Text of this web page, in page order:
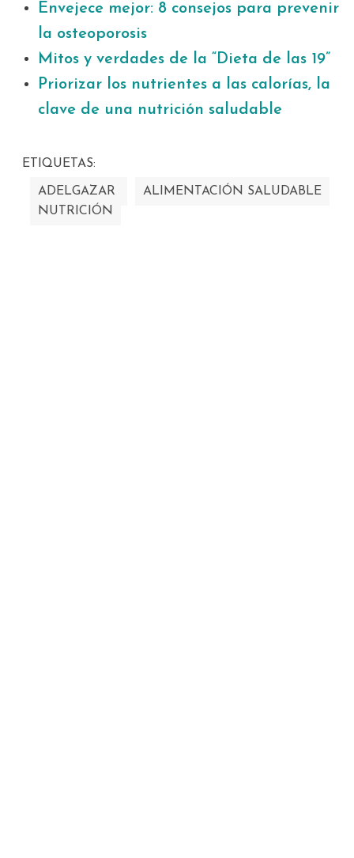
Envejece mejor: 8 consejos para prevenir
la osteoporosis
Mitos y verdades de la “Dieta de las 19”
Priorizar los nutrientes a las calorías, la
clave de una nutrición saludable
ETIQUETAS:
ADELGAZAR
ALIMENTACIÓN SALUDABLE
NUTRICIÓN